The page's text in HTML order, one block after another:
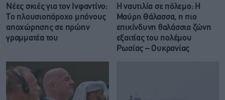
Νέες σκιές για τον Ινφαντίνο:
Το πλουσιοπάροχο μπόνους
αποχώρησης σε πρώην
γραμματέα του
Η ναυτιλία σε πόλεμο: Η
Μαύρη Θάλασσα, η πιο
επικίνδυνη θαλάσσια ζώνη
εξαιτίας του πολέμου
Ρωσίας – Ουκρανίας